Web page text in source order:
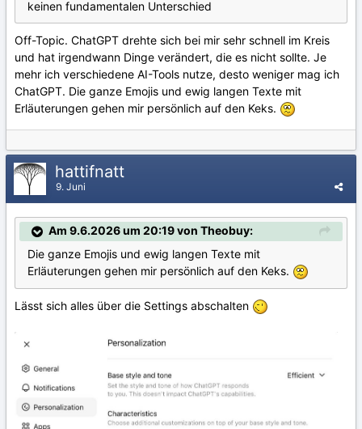
keinen fundamentalen Unterschied
Off-Topic. ChatGPT drehte sich bei mir sehr schnell im Kreis
und hat irgendwann Dinge verändert, die es nicht sollte. Je
mehr ich verschiedene AI-Tools nutze, desto weniger mag ich
ChatGPT. Die ganze Emojis und ewig langen Texte mit
Erläuterungen gehen mir persönlich auf den Keks.
hattifnatt
9. Juni
Am 9.6.2026 um 20:19 von Theobuy:
Die ganze Emojis und ewig langen Texte mit
Erläuterungen gehen mir persönlich auf den Keks.
Lässt sich alles über die Settings abschalten